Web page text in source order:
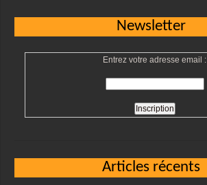
Newsletter
Entrez votre adresse email :
Articles récents